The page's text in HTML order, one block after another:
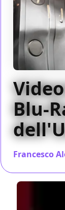
Blu-
Francesco